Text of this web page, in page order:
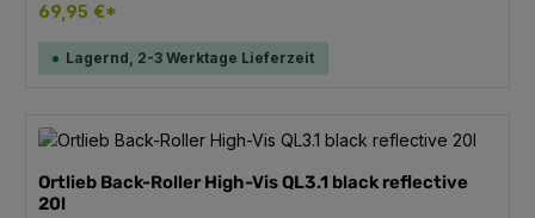
69,95 €*
Lagernd, 2-3 Werktage Lieferzeit
Ortlieb Back-Roller High-Vis QL3.1 black reflective
20l